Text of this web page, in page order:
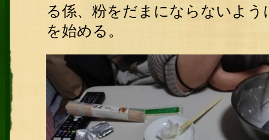
る係、粉をだまにならないよ
を始める。